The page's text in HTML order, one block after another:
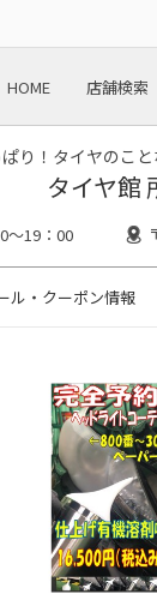
HOME 店舗検索
り！タイヤのこ
タイヤ館
～19：00
ル・クーポン情報